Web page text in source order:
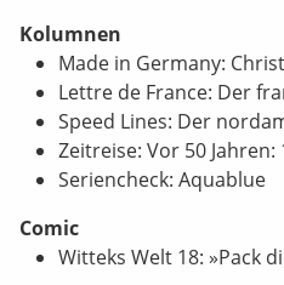
Kolumnen
Made in Germany:
Lettre de France: Der
Speed Lines: Der
Zeitreise: Vor 50 Jahren:
Seriencheck: Aquablue
Comic
Witteks Welt 18: »Pack